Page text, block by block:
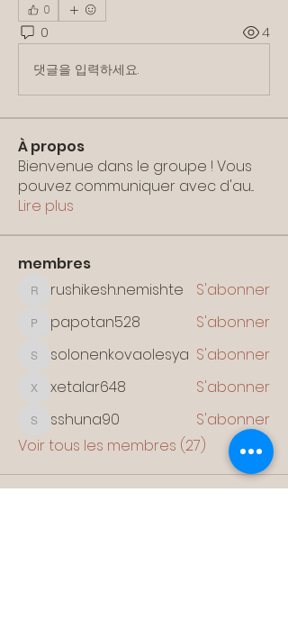
0
0 4
댓글을 입력하세요.
À propos
Bienvenue dans le groupe ! Vous
pouvez communiquer avec d'au...
Lire plus
membres
rushikesh.nemishte
rushikesh.nemishte S'abonner
papotan528
papotan528 S'abonner
solonenkovaolesya
solonenkovaolesya S'abonner
xetalar648
xetalar648 S'abonner
sshuna90
sshuna90
S'abonner
Voir tous les membres (27)